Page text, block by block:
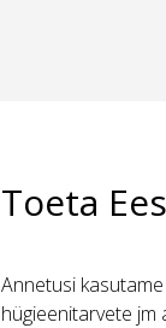
Toeta
Annetusi
hügieenitarvete jm